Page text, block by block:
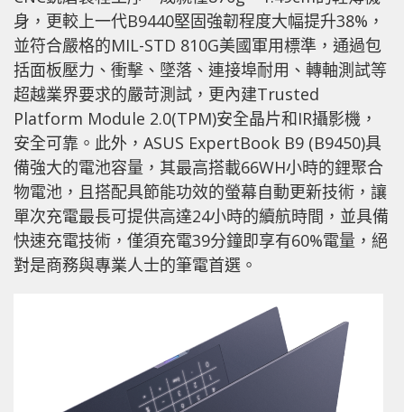
身，更較上一代B9440堅固強韌程度大幅提升38%，
並符合嚴格的MIL-STD 810G美國軍用標準，通過包
括面板壓力、衝擊、墜落、連接埠耐用、轉軸測試等
超越業界要求的嚴苛測試，更內建Trusted
Platform Module 2.0(TPM)安全晶片和IR攝影機，
安全可靠。此外，ASUS ExpertBook B9 (B9450)具
備強大的電池容量，其最高搭載66WH小時的鋰聚合
物電池，且搭配具節能功效的螢幕自動更新技術，讓
單次充電最長可提供高達24小時的續航時間，並具備
快速充電技術，僅須充電39分鐘即享有60%電量，絕
對是商務與專業人士的筆電首選。